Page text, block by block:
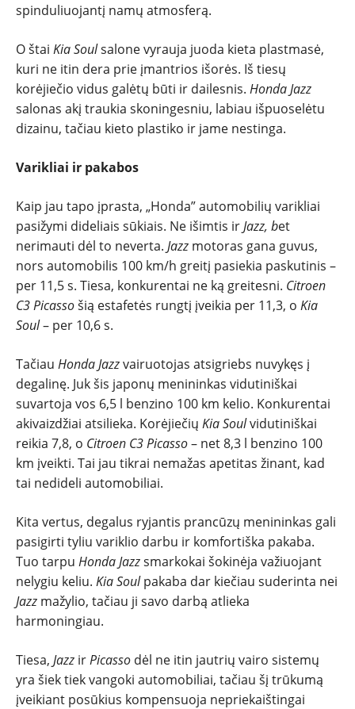
spinduliuojantį namų atmosferą.
O štai Kia Soulsalone vyrauja juoda kieta plastmasė,
kuri ne itin dera prie įmantrios išorės. Iš tiesų
korėjiečio vidus galėtų būti ir dailesnis. Honda Jazz
salonas akį traukia skoningesniu, labiau išpuoselėtu
dizainu, tačiau kieto plastiko ir jame nestinga.
Varikliai ir pakabos
Kaip jau tapo įprasta, „Honda” automobilių varikliai
pasižymi dideliais sūkiais. Ne išimtis irJazz, bet
nerimauti dėl to neverta. Jazz motoras gana guvus,
nors automobilis 100 km/h greitį pasiekia paskutinis –
per 11,5 s. Tiesa, konkurentai ne ką greitesni. Citroen
C3 Picassošią estafetės rungtį įveikia per 11,3, o Kia
Soul– per 10,6 s.
Tačiau Honda Jazzvairuotojas atsigriebs nuvykęs į
degalinę. Juk šis japonų menininkas vidutiniškai
suvartoja vos 6,5 l benzino 100 km kelio. Konkurentai
akivaizdžiai atsilieka. Korėjiečių Kia Soulvidutiniškai
reikia 7,8, o Citroen C3 Picasso– net 8,3 l benzino 100
km įveikti. Tai jau tikrai nemažas apetitas žinant, kad
tai nedideli automobiliai.
Kita vertus, degalus ryjantis prancūzų menininkas gali
pasigirti tyliu variklio darbu ir komfortiška pakaba.
Tuo tarpu Honda Jazzsmarkokai šokinėja važiuojant
nelygiu keliu. Kia Soulpakaba dar kiečiau suderinta nei
Jazz mažylio, tačiau ji savo darbą atlieka
harmoningiau.
Tiesa, Jazz irPicasso dėl ne itin jautrių vairo sistemų
yra šiek tiek vangoki automobiliai, tačiau šį trūkumą
įveikiant posūkius kompensuoja nepriekaištingai